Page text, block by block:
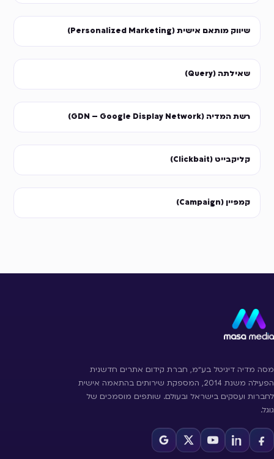
שיווק מותאם אישית (Personalized Marketing)
שאילתה (Query)
רשת המדיה (GDN – Google Display Network)
קליקבייט (Clickbait)
קמפיין (Campaign)
מסה מדיה דיגיטל בע״מ, חברת קידום אתרים חדשנית
הפעילה משנת 2014, המספקת שירותים בהתאמה אישית
לחברות ועסקים בישראל ובעולם. שותפים מוסמכים של
גוגל.